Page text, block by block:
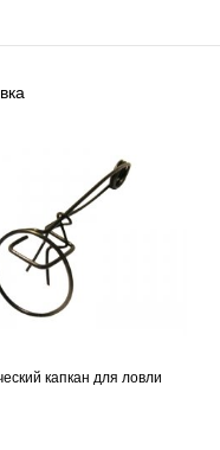
капкан для ловли